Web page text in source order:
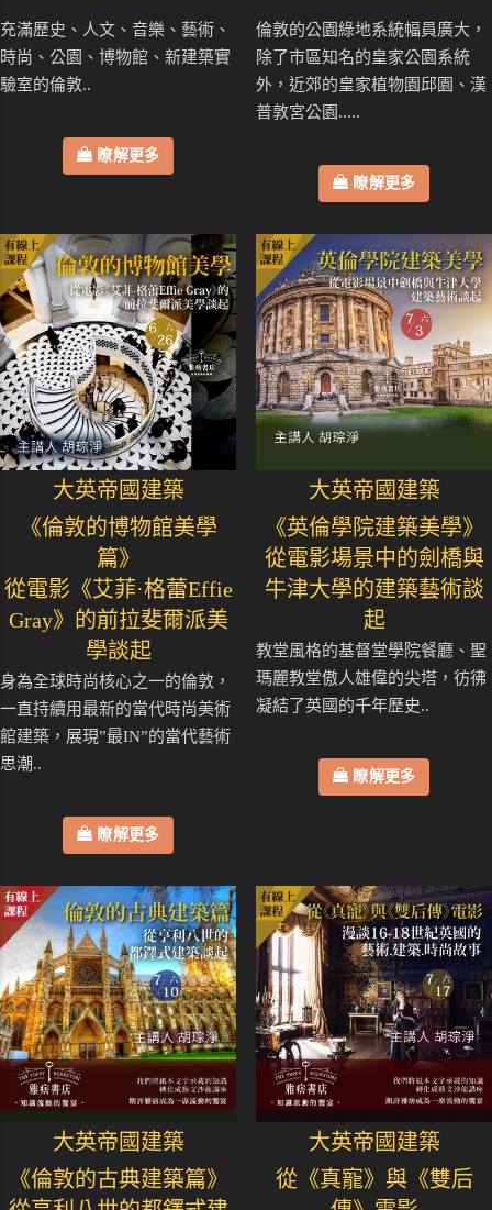
充滿歷史、人文、音樂、藝術、
時尚、公園、博物館、新建築實
驗室的倫敦..
瞭解更多
倫敦的公園綠地系統幅員廣大，
除了市區知名的皇家公園系統
外，近郊的皇家植物園邱園、漢
普敦宮公園.....
瞭解更多
大英帝國建築
《倫敦的博物館美學
篇》
從電影《艾菲·格蕾Effie
Gray》的前拉斐爾派美
學談起
身為全球時尚核心之一的倫敦，
一直持續用最新的當代時尚美術
館建築，展現”最IN”的當代藝術
思潮..
瞭解更多
大英帝國建築
《英倫學院建築美學》
從電影場景中的劍橋與
牛津大學的建築藝術談
起
教堂風格的基督堂學院餐廳、聖
瑪麗教堂傲人雄偉的尖塔，彷彿
凝結了英國的千年歷史..
瞭解更多
大英帝國建築
《倫敦的古典建築篇》
大英帝國建築
從《真寵》與《雙后